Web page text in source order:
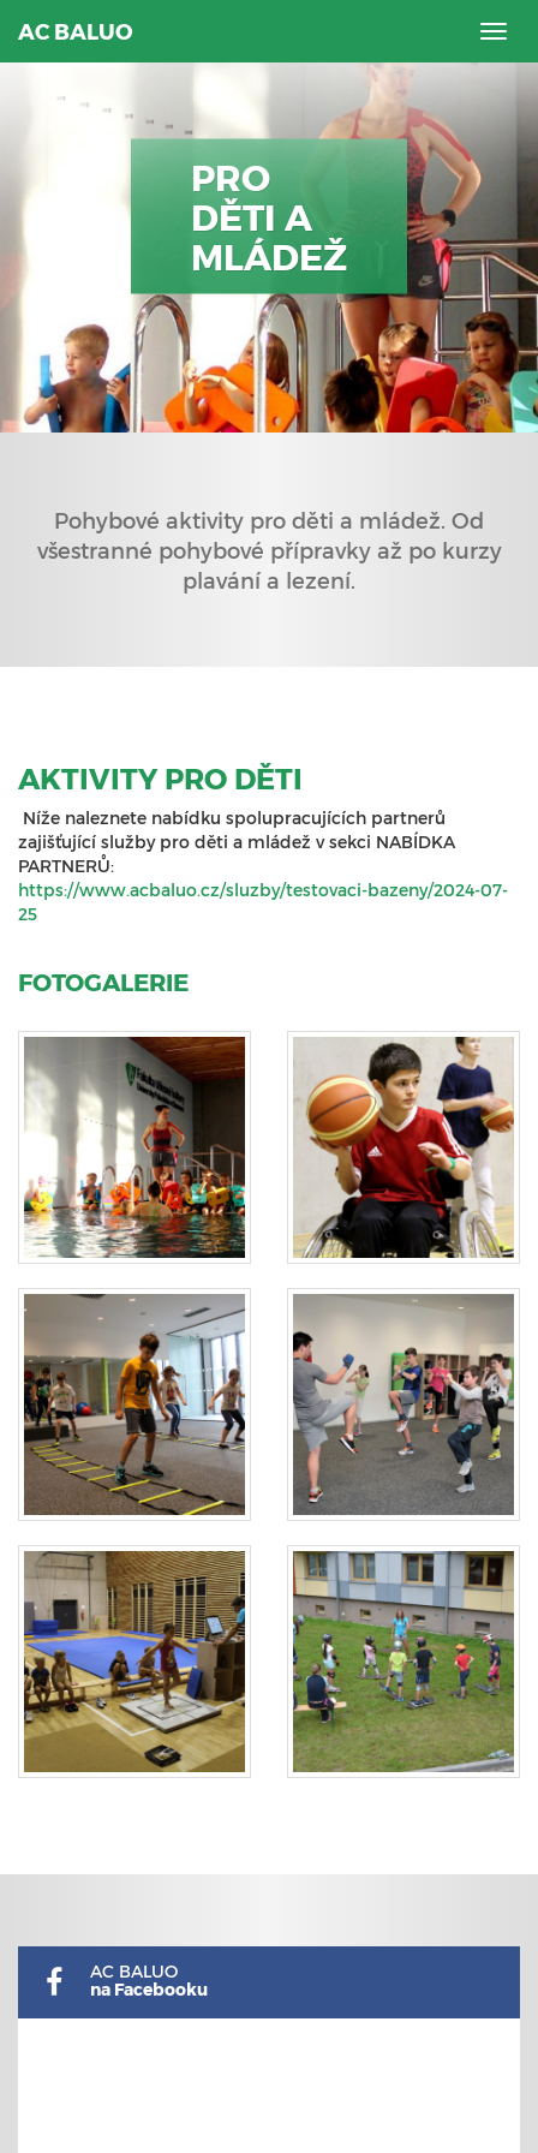
AC BALUO
PRO
DĚTI A
MLÁDEŽ
Pohybové aktivity pro děti a mládež. Od
všestranné pohybové přípravky až po kurzy
plavání a lezení.
AKTIVITY PRO DĚTI
Níže naleznete nabídku spolupracujících partnerů
zajišťující služby pro děti a mládež v sekci NABÍDKA
PARTNERŮ:
https://www.acbaluo.cz/sluzby/testovaci-bazeny/2024-07-
25
FOTOGALERIE
AC BALUO
na Facebooku